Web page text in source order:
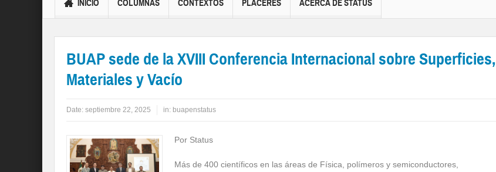
INICIO COLUMNAS CONTEXTOS PLACERES ACERCA DE STATUS
BUAP sede de la XVIII Conferencia Internacional sobre Superficies,
Materiales y Vacío
Date: septiembre 22, 2025 in: buapenstatus
Por Status
Más de 400 científicos en las áreas de Física, polímeros y semiconductores,